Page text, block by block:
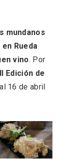
mundanos
Rueda
vino. Por
Edición de
16 de abril
en